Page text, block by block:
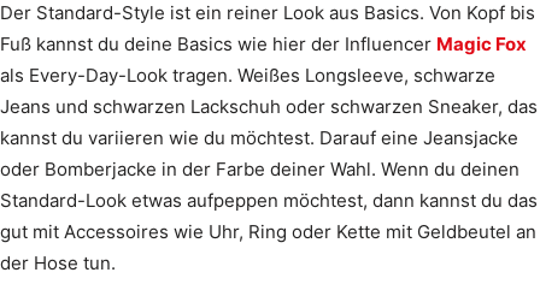
Der Standard-Style ist ein reiner Look aus Basics. Von Kopf bis
Fuß kannst du deine Basics wie hier der Influencer Magic Fox
als Every-Day-Look tragen. Weißes Longsleeve, schwarze
Jeans und schwarzen Lackschuh oder schwarzen Sneaker, das
kannst du variieren wie du möchtest. Darauf eine Jeansjacke
oder Bomberjacke in der Farbe deiner Wahl. Wenn du deinen
Standard-Look etwas aufpeppen möchtest, dann kannst du das
gut mit Accessoires wie Uhr, Ring oder Kette mit Geldbeutel an
der Hose tun.